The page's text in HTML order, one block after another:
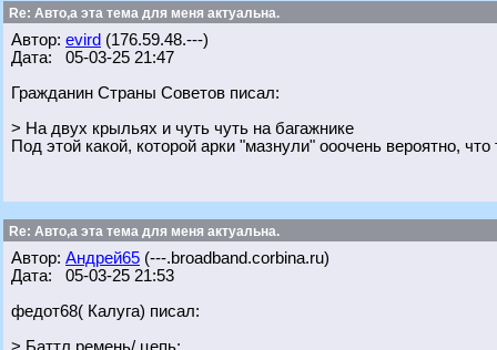
Re: Авто,а эта тема для меня актуальна.
Автор: evird (176.59.48.---)
Дата: 05-03-25 21:47
Гражданин Страны Советов писал:
> На двух крыльях и чуть чуть на багажнике
Под этой какой, которой арки "мазнули" ооочень вероятно,
Re: Авто,а эта тема для меня актуальна.
Автор: Андрей65 (---.broadband.corbina.ru)
Дата: 05-03-25 21:53
федот68( Калуга) писал: